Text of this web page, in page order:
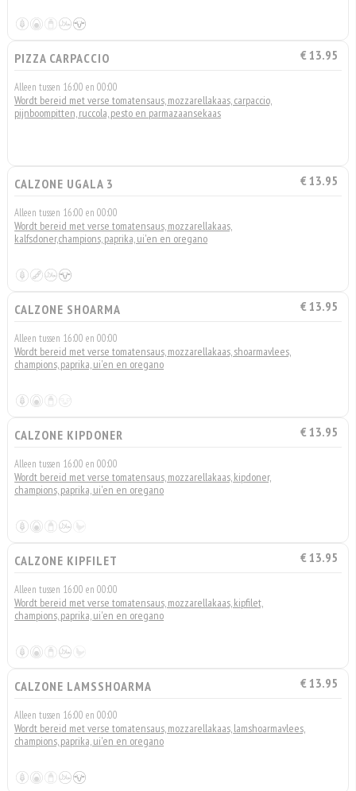
PIZZA CARPACCIO € 13.95
Alleen tussen 16:00 en 00:00
Wordt bereid met verse tomatensaus, mozzarellakaas, carpaccio,
pijnboompitten, ruccola, pesto en parmazaansekaas
CALZONE UGALA 3 € 13.95
Alleen tussen 16:00 en 00:00
Wordt bereid met verse tomatensaus, mozzarellakaas,
kalfsdoner,champions, paprika, ui'en en oregano
CALZONE SHOARMA € 13.95
Alleen tussen 16:00 en 00:00
Wordt bereid met verse tomatensaus, mozzarellakaas, shoarmavlees,
champions, paprika, ui'en en oregano
CALZONE KIPDONER € 13.95
Alleen tussen 16:00 en 00:00
Wordt bereid met verse tomatensaus, mozzarellakaas, kipdoner,
champions, paprika, ui'en en oregano
CALZONE KIPFILET € 13.95
Alleen tussen 16:00 en 00:00
Wordt bereid met verse tomatensaus, mozzarellakaas, kipfilet,
champions, paprika, ui'en en oregano
CALZONE LAMSSHOARMA € 13.95
Alleen tussen 16:00 en 00:00
Wordt bereid met verse tomatensaus, mozzarellakaas, lamshoarmavlees,
champions, paprika, ui'en en oregano